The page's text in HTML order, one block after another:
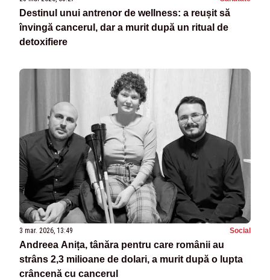
Destinul unui antrenor de wellness: a reușit să
învingă cancerul, dar a murit după un ritual de
detoxifiere
3 mar. 2026, 13:49 Social
Andreea Anița, tânăra pentru care românii au
strâns 2,3 milioane de dolari, a murit după o lupta
crâncenă cu cancerul